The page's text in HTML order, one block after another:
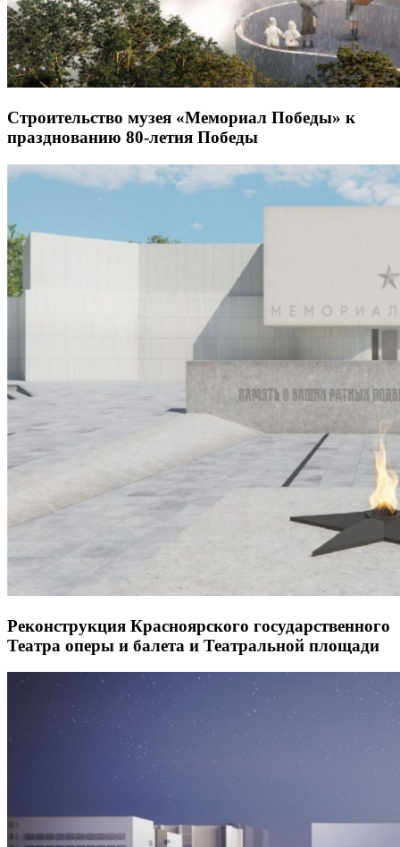
Строительство музея «Мемориал Победы» к
празднованию 80-летия Победы
Реконструкция Красноярского государственного
Театра оперы и балета и Театральной площади